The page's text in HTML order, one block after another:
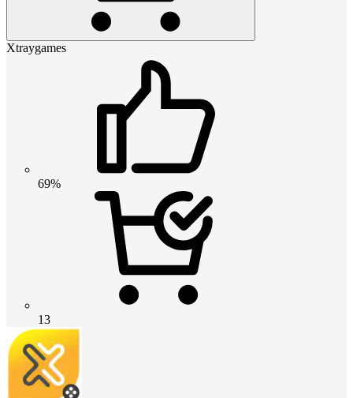
Xtraygames
69%
13